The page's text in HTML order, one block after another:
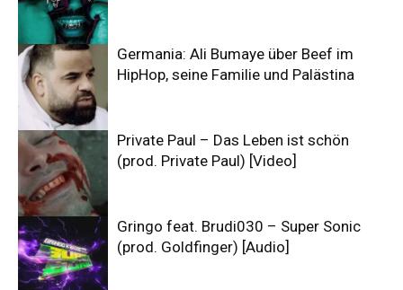
Germania: Ali Bumaye über Beef im
HipHop, seine Familie und Palästina
Private Paul – Das Leben ist schön
(prod. Private Paul) [Video]
Gringo feat. Brudi030 – Super Sonic
(prod. Goldfinger) [Audio]